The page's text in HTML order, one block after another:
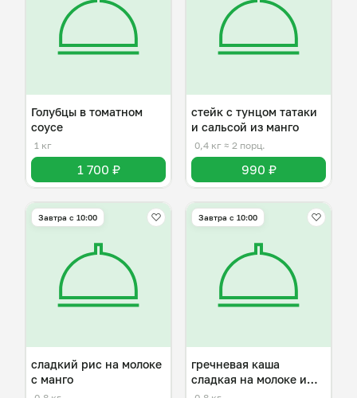
Голубцы в томатном
соусе
1 кг
1 700 ₽
стейк с тунцом татаки
и сальсой из манго
0,4 кг ≈ 2 порц.
990 ₽
Завтра c 10:00
сладкий рис на молоке
с манго
Завтра c 10:00
гречневая каша
сладкая на молоке и
сливочном масле